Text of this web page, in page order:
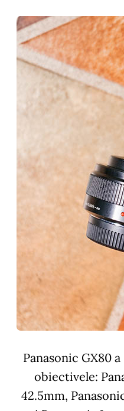
Panasonic GX80
obiectivele:
42.5mm,